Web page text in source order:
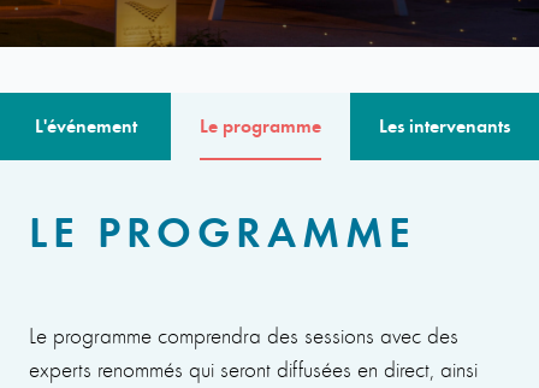
L'événement Le programme Les intervenants
LE PROGRAMME
Le programme comprendra des sessions avec des
experts renommés qui seront diffusées en direct, ainsi